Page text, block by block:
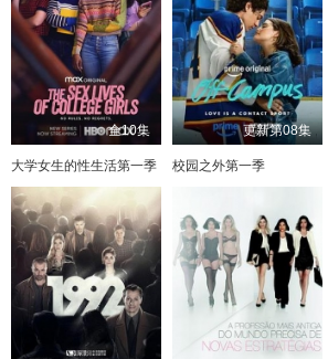
全10集
大学女生的性生活第一季
更新第08集
校园之外第一季